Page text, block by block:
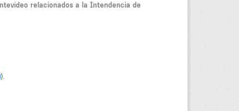
relacionados a la Intendencia de
).